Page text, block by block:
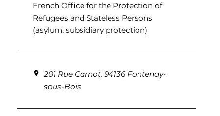
French Office for the Protection of
Refugees and Stateless Persons
(asylum, subsidiary protection)
201 Rue Carnot, 94136 Fontenay-
sous-Bois